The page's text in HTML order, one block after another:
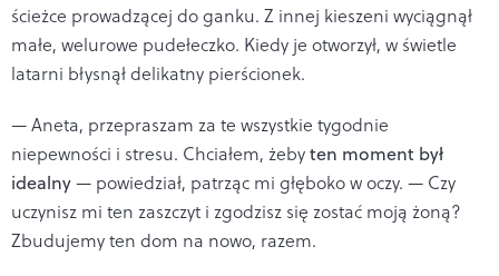
ścieżce prowadzącej do ganku. Z innej kieszeni wyciągnął
małe, welurowe pudełeczko. Kiedy je otworzył, w świetle
latarni błysnął delikatny pierścionek.
— Aneta, przepraszam za te wszystkie tygodnie
niepewności i stresu. Chciałem, żebyten moment był
idealny— powiedział, patrząc mi głęboko w oczy. — Czy
uczynisz mi ten zaszczyt i zgodzisz się zostać moją żoną?
Zbudujemy ten dom na nowo, razem.